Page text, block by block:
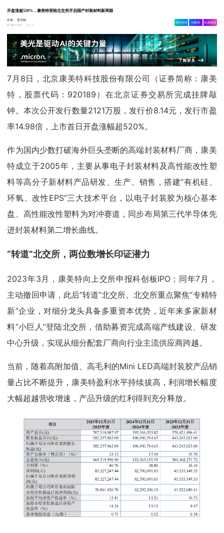
开盘涨超520%，康美特登陆北交所开启国产封装材料新周期
作者：姜羽桐
07-08 17:07
5.5w
相关舆情 AI解读 生成海报
7月8日，北京康美特科技股份有限公司（证券简称：康美
特，股票代码：920189）在北京证券交易所完成挂牌敲
钟。本次公开发行数量2121万股，发行价8.14元，发行市盈
率14.98倍，上市首日开盘涨幅超520%。
作为国内少数打破海外巨头垄断的高端封装材料厂商，康美
特成立于2005年，主要从事电子封装材料及高性能改性塑
料等高分子新材料产品研发、生产、销售，搭建“有机硅、
环氧、改性EPS”三大技术平台，以电子封装胶为核心基本
盘、高性能改性塑料为对冲赛道，同步布局第三代半导体先
进封装材料第二增长曲线。
“转道”北交所，两位数增长印证潜力
2023年3月，康美特向上交所申报科创板IPO；同年7月，
主动撤回申请，此后“转道”北交所。北交所重点聚焦“专精特
新”企业，对细分龙头具备多重资本优势，近年来多家新材
料“小巨人”登陆北交所，借助募资完成高端产线建设、研发
中心升级，实现从细分配套厂商向行业主流供应商跨越。
当前，随着高附加值、高毛利的Mini LED高端封装胶产品销
量占比不断提升，康美特盈利水平持续拔高，利润增长幅度
大幅超越营收增速，产品升级的红利得到充分释放。